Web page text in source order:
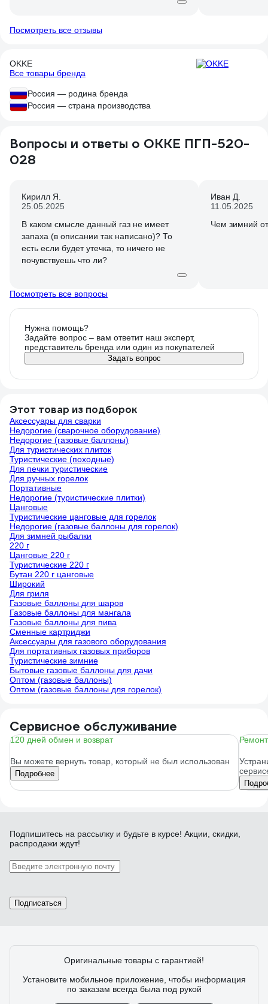
срабатывал, зажигалку греть не
мощности было больше чем у
аналогичной зажигалки на другом газе,
причем вторая зажигалка была
выкручена на максимум. Фото приложил,
красная зажигалка на другом газе
Посмотреть все отзывы
OKKE
Все товары бренда
Россия — родина бренда
Россия — страна производства
Вопросы и ответы о OKKE ПГП-520-
028
Кирилл Я.
25.05.2025
В каком смысле данный газ не имеет
запаха (в описании так написано)? То
есть если будет утечка, то ничего не
почувствуешь что ли?
Иван Д.
11.05.2025
Чем зимний
Посмотреть все вопросы
Нужна помощь?
Задайте вопрос – вам ответит наш эксперт,
представитель бренда или один из покупателей
Задать вопрос
Этот товар из подборок
Аксессуары для сварки
Недорогие (сварочное оборудование)
Недорогие (газовые баллоны)
Для туристических плиток
Туристические (походные)
Для печки туристические
Для ручных горелок
Портативные
Недорогие (туристические плитки)
Цанговые
Туристические цанговые для горелок
Недорогие (газовые баллоны для горелок)
Для зимней рыбалки
220 г
Цанговые 220 г
Туристические 220 г
Бутан 220 г цанговые
Широкий
Для гриля
Газовые баллоны для шаров
Газовые баллоны для мангала
Газовые баллоны для пива
Сменные картриджи
Аксессуары для газового оборудования
Для портативных газовых приборов
Туристические зимние
Бытовые газовые баллоны для дачи
Оптом (газовые баллоны)
Оптом (газовые баллоны для горелок)
Сервисное обслуживание
120 дней обмен и возврат
Вы можете вернуть товар, который не был использован
Подробнее
Подпишитесь на рассылку и будьте в курсе! Акции, скидки,
распродажи ждут!
Подписаться
Оригинальные товары с гарантией!
Установите мобильное приложение, чтобы информация
по заказам всегда была под рукой